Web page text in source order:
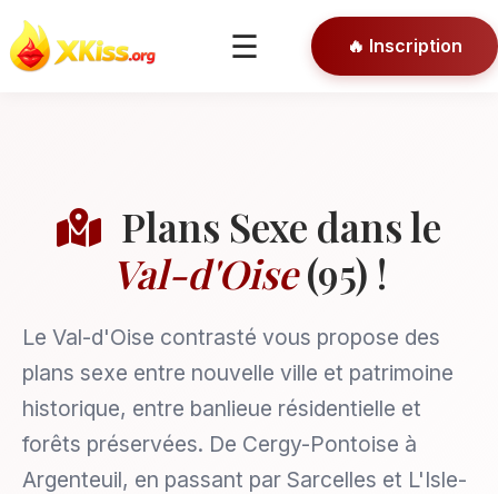
☰
🎯 Conseils
🔒 Connexion
🔥 Inscription
Plans Sexe dans le
Val-d'Oise(95) !
Le Val-d'Oise contrasté vous propose des
plans sexe entre nouvelle ville et patrimoine
historique, entre banlieue résidentielle et
forêts préservées. De Cergy-Pontoise à
Argenteuil, en passant par Sarcelles et L'Isle-